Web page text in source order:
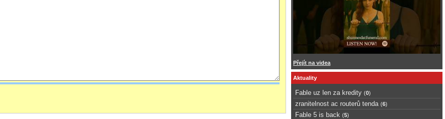
Přejít na videa
Aktuality
Fable uz len za kredity (0)
zranitelnost ac routerů tenda (6)
Fable 5 is back (5)